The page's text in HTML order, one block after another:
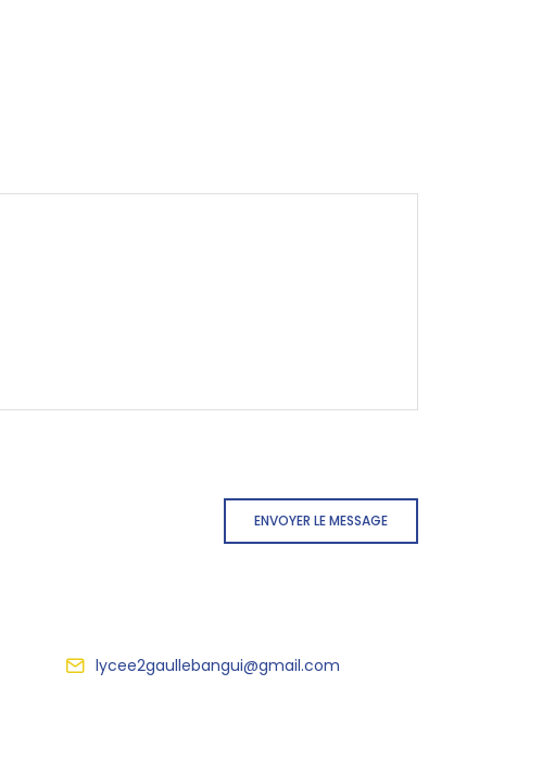
ENVOYER LE MESSAGE
lycee2gaullebangui@gmail.com